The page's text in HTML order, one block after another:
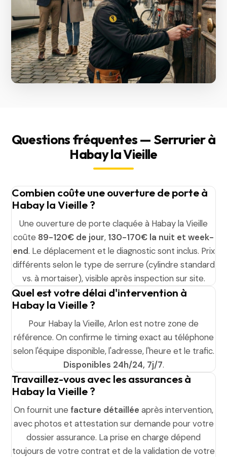
Questions fréquentes — Serrurier à
Habay la Vieille
Combien coûte une ouverture de porte à
Habay la Vieille ?
Une ouverture de porte claquée à Habay la Vieille
coûte 89-120€ de jour, 130-170€ la nuit et week-
end. Le déplacement et le diagnostic sont inclus. Prix
différents selon le type de serrure (cylindre standard
vs. à mortaiser), visible après inspection sur site.
Quel est votre délai d'intervention à
Habay la Vieille ?
Pour Habay la Vieille, Arlon est notre zone de
référence. On confirme le timing exact au téléphone
selon l'équipe disponible, l'adresse, l'heure et le trafic.
Disponibles 24h/24, 7j/7.
Travaillez-vous avec les assurances à
Habay la Vieille ?
On fournit une facture détaillée après intervention,
avec photos et attestation sur demande pour votre
dossier assurance. La prise en charge dépend
toujours de votre contrat et de la validation de votre